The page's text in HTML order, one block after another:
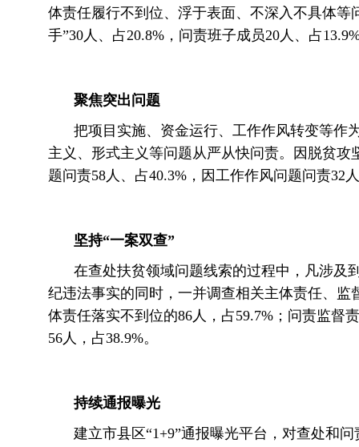
体责任履行不到位、浮于表面、不深入不具体
手”30人、占20.8%，问责班子成员20人、占
聚焦突出问题
把项目实施、资金运行、工作作风转变等作
主义、形式主义等问题从严从快问责。因脱贫
题问责58人、占40.3%，因工作作风问题问责32
坚持“一案双查”
在查处扶贫领域问题线索的过程中，凡涉及
纪违法事实的同时，一并调查相关主体责任、
体责任落实不到位的86人，占59.7%；问责监督
56人，占38.9%。
持续通报曝光
建立市县区“1+9”通报曝光平台，对查处和